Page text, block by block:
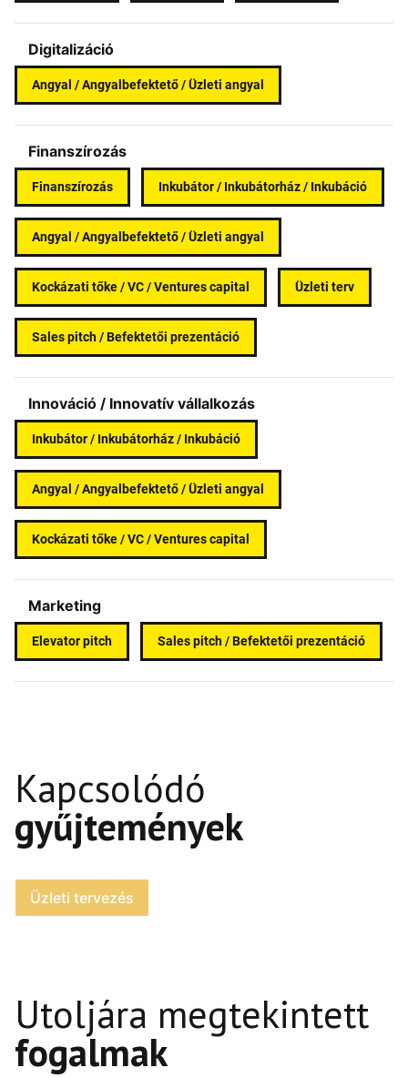
Digitalizáció
Angyal / Angyalbefektető / Üzleti angyal
Finanszírozás
Finanszírozás Inkubátor / Inkubátorház / Inkubáció
Angyal / Angyalbefektető / Üzleti angyal
Kockázati tőke / VC / Ventures capital Üzleti terv
Sales pitch / Befektetői prezentáció
Innováció / Innovatív vállalkozás
Inkubátor / Inkubátorház / Inkubáció
Angyal / Angyalbefektető / Üzleti angyal
Kockázati tőke / VC / Ventures capital
Marketing
Elevator pitch Sales pitch / Befektetői prezentáció
Kapcsolódó
gyűjtemények
Üzleti tervezés
Utoljára megtekintett
fogalmak